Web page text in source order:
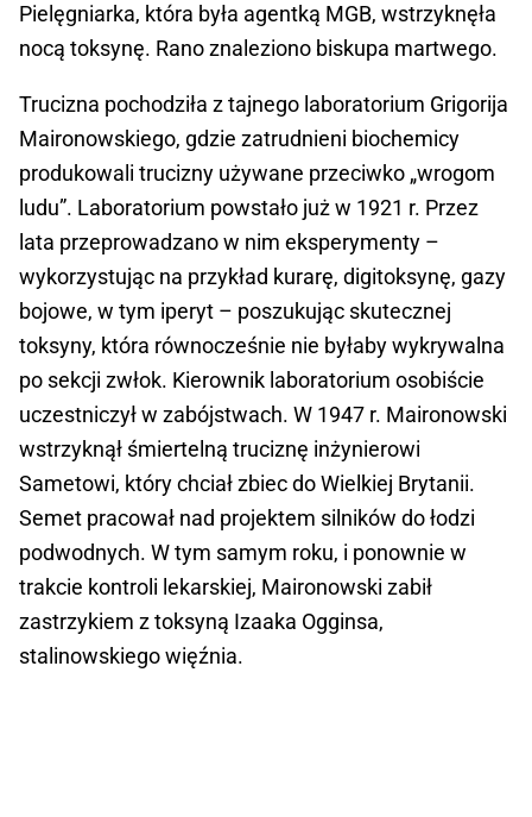
Pielęgniarka, która była agentką MGB, wstrzyknęła
nocą toksynę. Rano znaleziono biskupa martwego.
Trucizna pochodziła z tajnego laboratorium Grigorija
Maironowskiego, gdzie zatrudnieni biochemicy
produkowali trucizny używane przeciwko „wrogom
ludu”. Laboratorium powstało już w 1921 r. Przez
lata przeprowadzano w nim eksperymenty –
wykorzystując na przykład kurarę, digitoksynę, gazy
bojowe, w tym iperyt – poszukując skutecznej
toksyny, która równocześnie nie byłaby wykrywalna
po sekcji zwłok. Kierownik laboratorium osobiście
uczestniczył w zabójstwach. W 1947 r. Maironowski
wstrzyknął śmiertelną truciznę inżynierowi
Sametowi, który chciał zbiec do Wielkiej Brytanii.
Semet pracował nad projektem silników do łodzi
podwodnych. W tym samym roku, i ponownie w
trakcie kontroli lekarskiej, Maironowski zabił
zastrzykiem z toksyną Izaaka Ogginsa,
stalinowskiego więźnia.